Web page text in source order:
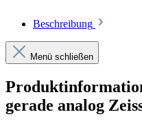
Beschreibung
Menü schließen
gerade analog